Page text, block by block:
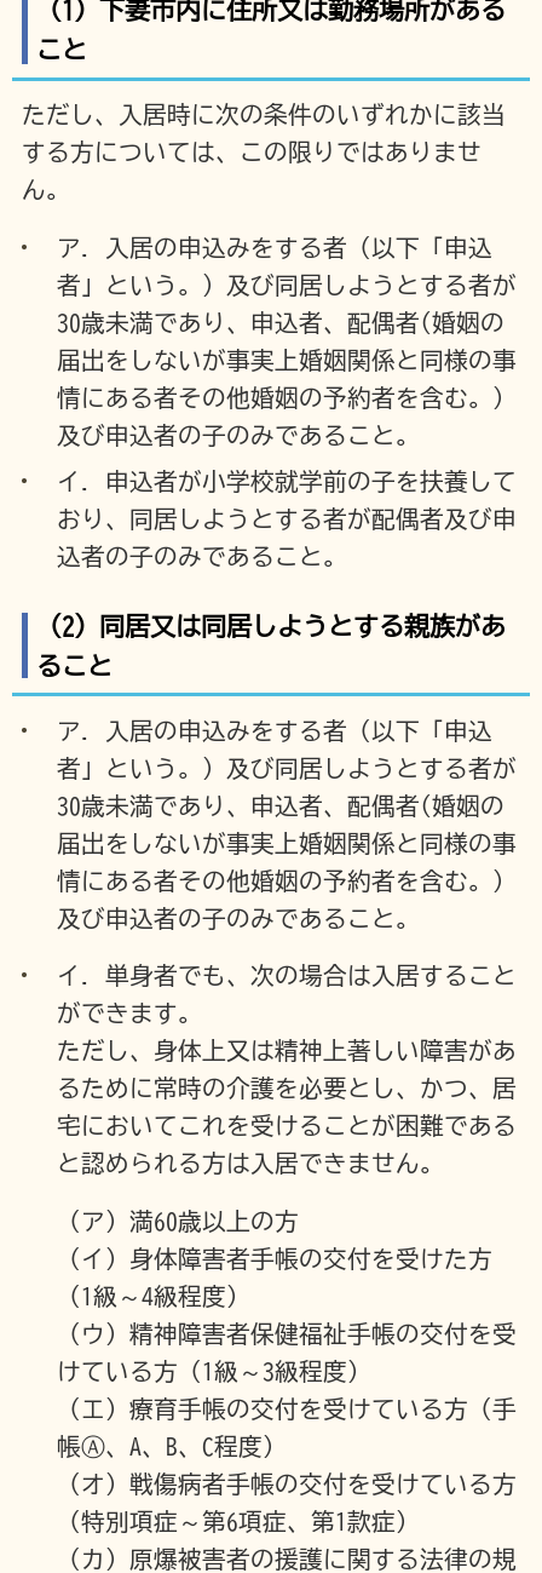
（1）下妻市内に住所又は勤務場所がある
こと
ただし、入居時に次の条件のいずれかに該当
する方については、この限りではありませ
ん。
ア. 入居の申込みをする者（以下「申込
者」という。）及び同居しようとする者が
30歳未満であり、申込者、配偶者(婚姻の
届出をしないが事実上婚姻関係と同様の事
情にある者その他婚姻の予約者を含む。)
及び申込者の子のみであること。
イ. 申込者が小学校就学前の子を扶養して
おり、同居しようとする者が配偶者及び申
込者の子のみであること。
（2）同居又は同居しようとする親族があ
ること
ア. 入居の申込みをする者（以下「申込
者」という。）及び同居しようとする者が
30歳未満であり、申込者、配偶者(婚姻の
届出をしないが事実上婚姻関係と同様の事
情にある者その他婚姻の予約者を含む。)
及び申込者の子のみであること。
イ. 単身者でも、次の場合は入居すること
ができます。
ただし、身体上又は精神上著しい障害があ
るために常時の介護を必要とし、かつ、居
宅においてこれを受けることが困難である
と認められる方は入居できません。
（ア）満60歳以上の方
（イ）身体障害者手帳の交付を受けた方
（1級～4級程度）
（ウ）精神障害者保健福祉手帳の交付を受
けている方（1級～3級程度）
（エ）療育手帳の交付を受けている方（手
帳Ⓐ、A、B、C程度）
（オ）戦傷病者手帳の交付を受けている方
（特別項症～第6項症、第1款症）
（カ）原爆被害者の援護に関する法律の規